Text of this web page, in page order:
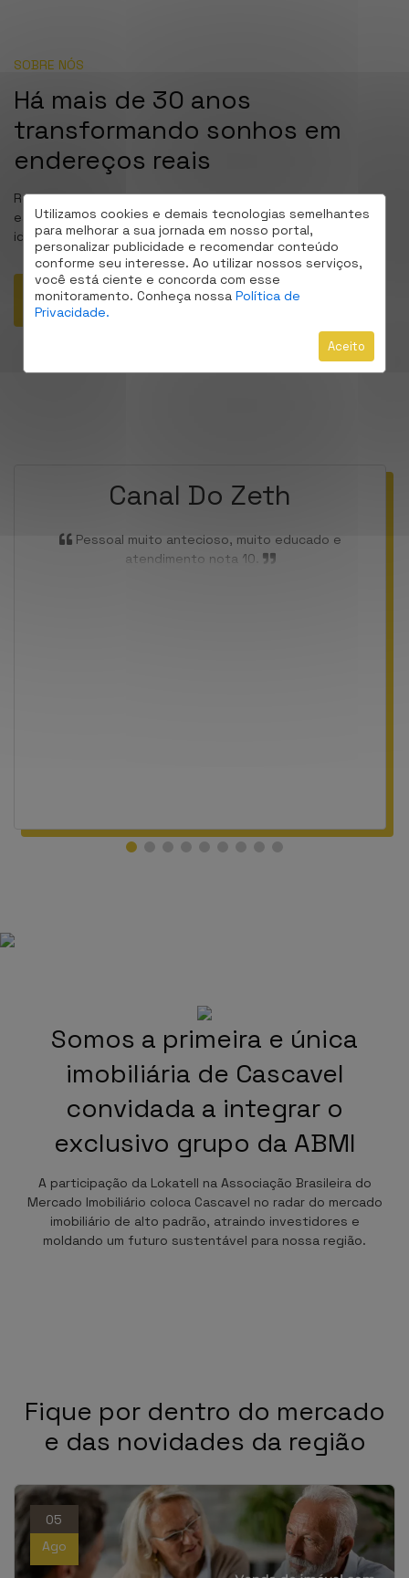
Utilizamos cookies e demais tecnologias semelhantes
para melhorar a sua jornada em nosso portal,
personalizar publicidade e recomendar conteúdo
conforme seu interesse. Ao utilizar nossos serviços,
você está ciente e concorda com esse
monitoramento. Conheça nossa Política de
Privacidade.
Aceito
SOBRE NÓS
Há mais de 30 anos
transformando sonhos em
endereços reais
Referência de profissionalismo e transparência, a Lokatell
está pronta para te conduzir à conquista do seu imóvel
ideal.
CONHEÇA
Canal Do Zeth
Pessoal muito antecioso, muito educado e
atendimento nota 10.
Somos a primeira e única
imobiliária de Cascavel
convidada a integrar o
exclusivo grupo da ABMI
A participação da Lokatell na Associação Brasileira do
Mercado Imobiliário coloca Cascavel no radar do mercado
imobiliário de alto padrão, atraindo investidores e
moldando um futuro sustentável para nossa região.
Fique por dentro do mercado
e das novidades da região
05
Ago